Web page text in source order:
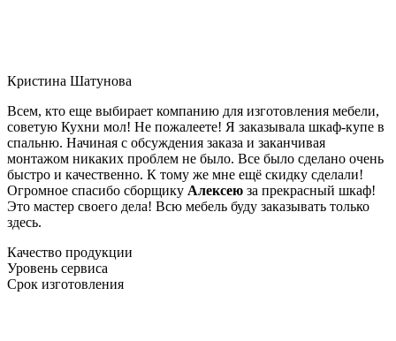
Кристина Шатунова
Всем, кто еще выбирает компанию для изготовления мебели,
советую Кухни мол! Не пожалеете! Я заказывала шкаф-купе в
спальню. Начиная с обсуждения заказа и заканчивая
монтажом никаких проблем не было. Все было сделано очень
быстро и качественно. К тому же мне ещё скидку сделали!
Огромное спасибо сборщику Алексею за прекрасный шкаф!
Это мастер своего дела! Всю мебель буду заказывать только
здесь.
Качество продукции
Уровень сервиса
Срок изготовления